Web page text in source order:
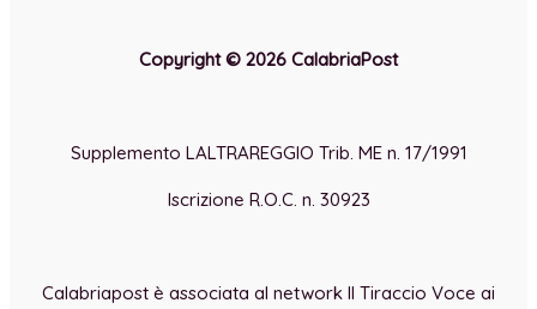
Copyright © 2026 CalabriaPost
Supplemento LALTRAREGGIO Trib. ME n. 17/1991
Iscrizione R.O.C. n. 30923
Calabriapost è associata al network Il Tiraccio Voce ai